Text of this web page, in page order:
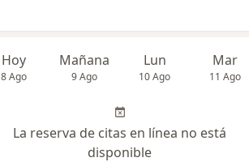
Hoy
8 Ago
Mañana
9 Ago
Lun
10 Ago
Mar
11 Ago
La reserva de citas en línea no está
disponible